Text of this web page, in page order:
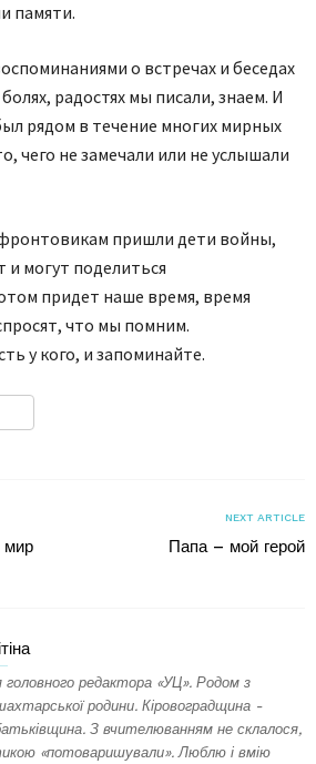
памяти.
о встречах и беседах
радостях мы писали, знаем. И
рядом в течение многих мирных
чего не замечали или не услышали
пришли дети войны,
могут поделиться
придет наше время, время
что мы помним.
у кого, и запоминайте.
мир
NEXT ARTICLE
Папа – мой герой
редактора «УЦ». Родом з
родини. Кіровоградщина -
З вчителюванням не склалося,
«потоваришували». Люблю і вмію